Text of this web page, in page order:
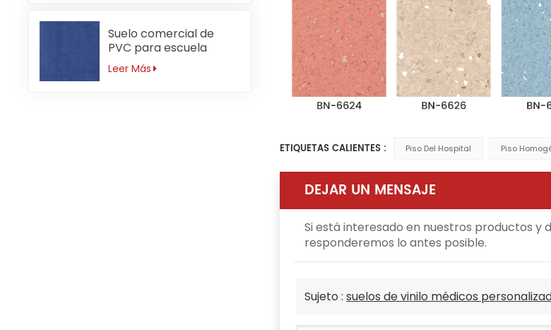
Suelo comercial de
PVC para escuela
primaria antideslizante
de 3mm
Leer Más
ETIQUETAS CALIENTES : Piso Del Hospital Piso
DEJAR UN MENSAJE
Si está interesado en nuestros productos y
responderemos lo antes posible.
Sujeto :suelos de vinilo médicos